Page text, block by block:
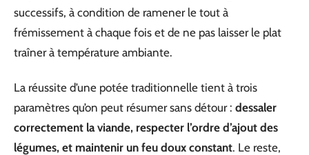
successifs, à condition de ramener le tout à
frémissement à chaque fois et de ne pas laisser le plat
traîner à température ambiante.
La réussite d’une potée traditionnelle tient à trois
paramètres qu’on peut résumer sans détour : dessaler
correctement la viande, respecter l’ordre d’ajout des
légumes, et maintenir un feu doux constant. Le reste,